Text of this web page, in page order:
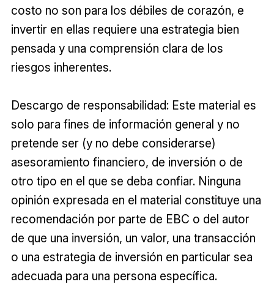
costo no son para los débiles de corazón, e
invertir en ellas requiere una estrategia bien
pensada y una comprensión clara de los
riesgos inherentes.
Descargo de responsabilidad: Este material es
solo para fines de información general y no
pretende ser (y no debe considerarse)
asesoramiento financiero, de inversión o de
otro tipo en el que se deba confiar. Ninguna
opinión expresada en el material constituye una
recomendación por parte de EBC o del autor
de que una inversión, un valor, una transacción
o una estrategia de inversión en particular sea
adecuada para una persona específica.